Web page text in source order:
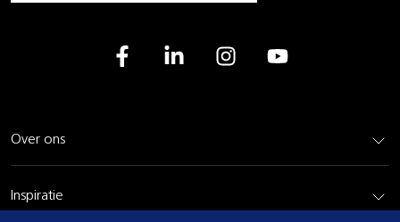
Over ons
Inspiratie